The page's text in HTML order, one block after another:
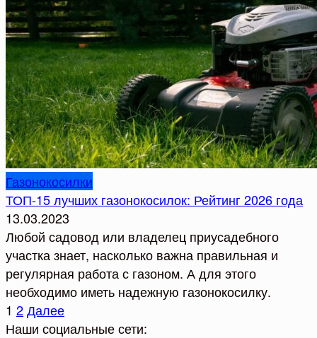
Газонокосилки
ТОП-15 лучших газонокосилок: Рейтинг 2026 года
13.03.2023
Любой садовод или владелец приусадебного
участка знает, насколько важна правильная и
регулярная работа с газоном. А для этого
необходимо иметь надежную газонокосилку.
Пагинация
записей
1 2Далее
Наши социальные сети: